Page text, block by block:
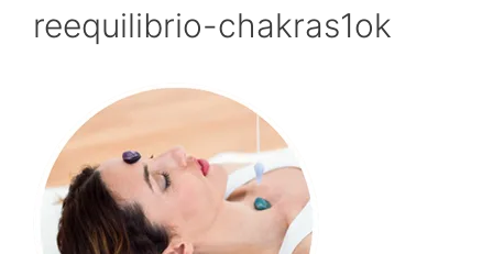
reequilibrio-chakras1ok